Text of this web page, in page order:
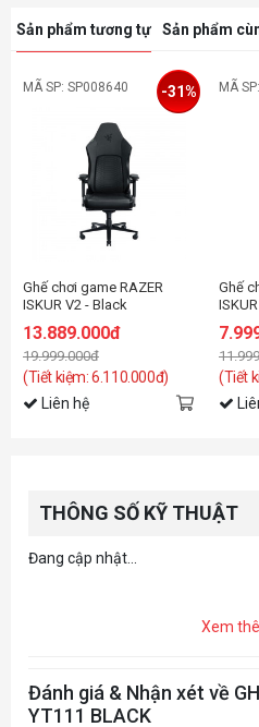
Sản phẩm tương tự Sản phẩm
MÃ SP: SP008640
Ghế chơi game RAZER
ISKUR V2 - Black
13.889.000đ
19.999.000đ
(Tiết kiệm: 6.110.000đ)
-31%
Liên hệ
MÃ
Ghế
(Tiết
THÔNG SỐ KỸ THUẬT
Đang cập nhật...
Xem
Đánh giá & Nhận xét về
YT111 BLACK